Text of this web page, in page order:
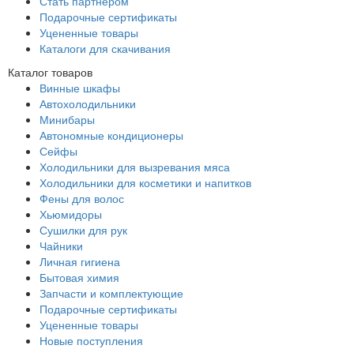
Подарочные сертификаты
Уцененные товары
Каталоги для скачивания
Каталог товаров
Винные шкафы
Автохолодильники
Минибары
Автономные кондиционеры
Сейфы
Холодильники для вызревания мяса
Холодильники для косметики и напитков
Фены для волос
Хьюмидоры
Сушилки для рук
Чайники
Личная гигиена
Бытовая химия
Запчасти и комплектующие
Подарочные сертификаты
Уцененные товары
Новые поступления